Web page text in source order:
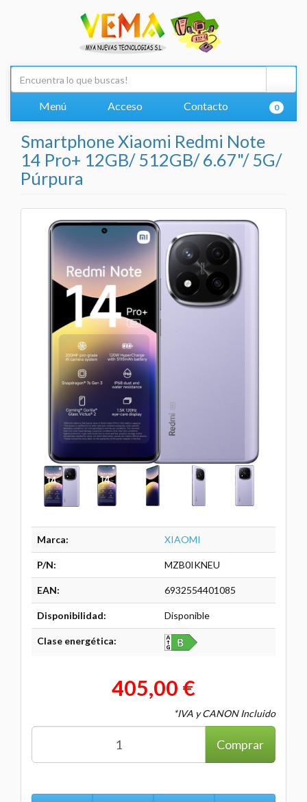
Menú Acceso Contacto 0
Smartphone Xiaomi Redmi Note
14 Pro+ 12GB/ 512GB/ 6.67"/ 5G/
Púrpura
Marca: XIAOMI
P/N: MZB0IKNEU
EAN: 6932554401085
Disponibilidad: Disponible
Clase energética:
405,00 €
*IVA y CANON Incluido
Comprar